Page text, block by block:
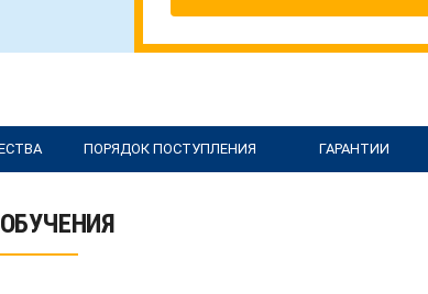
ПОРЯДОК ПОСТУПЛЕНИЯ ГАРАНТИИ